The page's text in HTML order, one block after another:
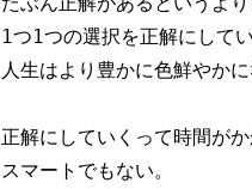
1つ1つの選択を正解にして
人生はより豊かに色鮮やか
正解にしていくって時間がか
スマートでもない。